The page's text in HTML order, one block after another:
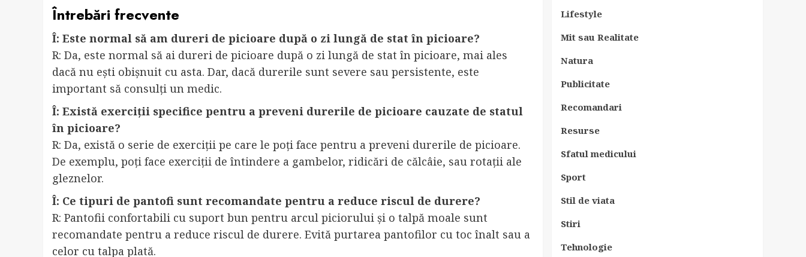
Întrebări frecvente
Î: Este normal să am dureri de picioare după o zi lungă de stat în picioare?
R: Da, este normal să ai dureri de picioare după o zi lungă de stat în picioare, mai ales
dacă nu ești obișnuit cu asta. Dar, dacă durerile sunt severe sau persistente, este
important să consulți un medic.
Î: Există exerciții specifice pentru a preveni durerile de picioare cauzate de statul
în picioare?
R: Da, există o serie de exerciții pe care le poți face pentru a preveni durerile de picioare.
De exemplu, poți face exerciții de întindere a gambelor, ridicări de călcâie, sau rotații ale
gleznelor.
Î: Ce tipuri de pantofi sunt recomandate pentru a reduce riscul de durere?
R: Pantofii confortabili cu suport bun pentru arcul piciorului și o talpă moale sunt
recomandate pentru a reduce riscul de durere. Evită purtarea pantofilor cu toc înalt sau a
celor cu talpa plată.
Lifestyle
Mit sau Realitate
Natura
Publicitate
Recomandari
Resurse
Sfatul medicului
Sport
Stil de viata
Stiri
Tehnologie